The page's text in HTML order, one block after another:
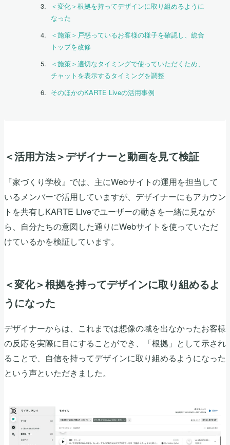
＜変化＞根拠を持ってデザインに取り組めるように
なった
＜施策＞戸惑っているお客様の様子を確認し、総合
トップを改修
＜施策＞適切なタイミングで使っていただくため、
チャットを表示するタイミングを調整
そのほかのKARTE Liveの活用事例
＜活用方法＞デザイナーと動画を見て検証
『家づくり学校』では、主にWebサイトの運用を担当して
いるメンバーで活用していますが、デザイナーにもアカウン
トを共有しKARTE Liveでユーザーの動きを一緒に見なが
ら、自分たちの意図した通りにWebサイトを使っていただ
けているかを検証しています。
＜変化＞根拠を持ってデザインに取り組めるよ
うになった
デザイナーからは、これまでは想像の域を出なかったお客様
の反応を実際に目にすることができ、「根拠」として示され
ることで、自信を持ってデザインに取り組めるようになった
という声といただきました。